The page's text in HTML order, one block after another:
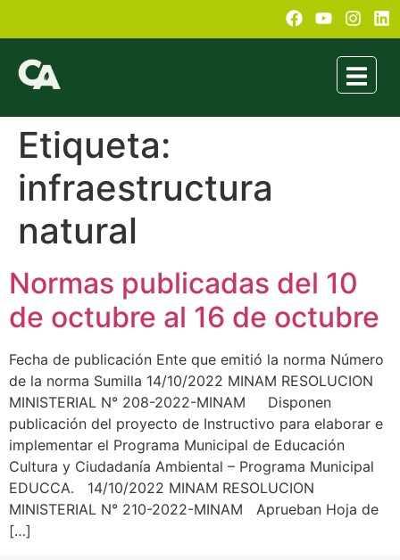
Etiqueta:
infraestructura
natural
Normas publicadas del 10
de octubre al 16 de octubre
Fecha de publicación Ente que emitió la norma Número
de la norma Sumilla 14/10/2022 MINAM RESOLUCION
MINISTERIAL N° 208-2022-MINAM Disponen
publicación del proyecto de Instructivo para elaborar e
implementar el Programa Municipal de Educación
Cultura y Ciudadanía Ambiental – Programa Municipal
EDUCCA. 14/10/2022 MINAM RESOLUCION
MINISTERIAL N° 210-2022-MINAM Aprueban Hoja de
[…]